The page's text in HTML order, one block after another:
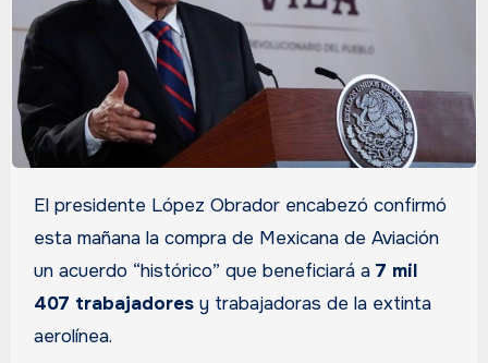
El presidente López Obrador encabezó confirmó
esta mañana la compra de Mexicana de Aviación
un acuerdo “histórico” que beneficiará a 7 mil
407 trabajadoresy trabajadoras de la extinta
aerolínea.